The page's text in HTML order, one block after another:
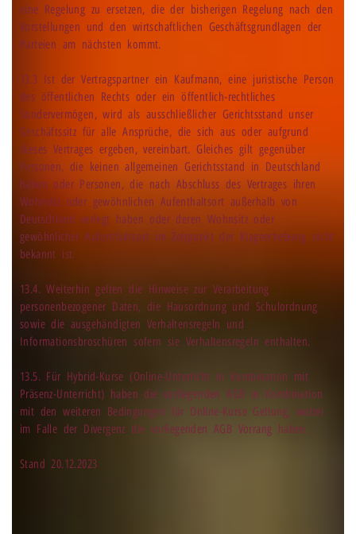
eine Regelung zu ersetzen, die der bisherigen Regelung nach den
Vorstellungen und den wirtschaftlichen Geschäftsgrundlagen der
Parteien am nächsten kommt.
13.3 Ist der Vertragspartner ein Kaufmann, eine juristische Person
des öffentlichen Rechts oder ein öffentlich-rechtliches
Sondervermögen, wird als ausschließlicher Gerichtsstand unser
Geschäftssitz für alle Ansprüche, die sich aus oder aufgrund
dieses Vertrages ergeben, vereinbart. Gleiches gilt gegenüber
Personen, die keinen allgemeinen Gerichtsstand in Deutschland
haben oder Personen, die nach Abschluss des Vertrages ihren
Wohnsitz oder gewöhnlichen Aufenthaltsort außerhalb von
Deutschland verlegt haben oder deren Wohnsitz oder
gewöhnlicher Aufenthaltsort im Zeitpunkt der Klageerhebung nicht
bekannt ist.
13.4. Weiterhin gelten die Hinweise zur Verarbeitung
personenbezogener Daten, die Hausordnung und Schulordnung
sowie die ausgehändigten Verhaltensregeln und
Informationsbroschüren sofern sie Verhaltensregeln enthalten.
13.5. Für Hybrid-Kurse (Online-Unterricht in Kombination mit
Präsenz-Unterricht) haben die vorliegenden AGB in Kombination
mit den weiteren Bedingungen für Online-Kurse Geltung, wobei
im Falle der Divergenz die vorliegenden AGB Vorrang haben.
Stand 20.12.2023